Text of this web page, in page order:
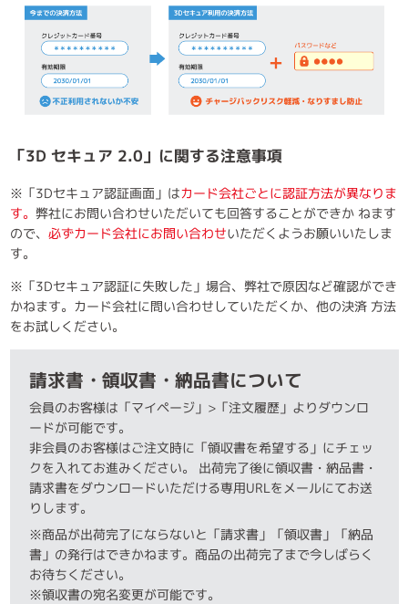
「3D セキュア 2.0」に関する注意事項
※「3Dセキュア認証画面」はカード会社ごとに認証方法が異なりま
す。 弊社にお問い合わせいただいても回答することができか ねます
ので、 必ずカード会社にお問い合わせいただくようお願いいたしま
す。
※「3Dセキュア認証に失敗した」場合、弊社で原因など確認ができ
かねます。カード会社に問い合わせしていただくか、他の決済 方法
をお試しください。
請求書・領収書・納品書について
会員のお客様は「マイページ」>「注文履歴」よりダウンロ
ードが可能です。
非会員のお客様はご注文時に「領収書を希望する」にチェッ
クを入れてお進みください。 出荷完了後に領収書・納品書・
請求書をダウンロードいただける専用URLをメールにてお送
りします。
※商品が出荷完了にならないと「請求書」「領収書」「納品
書」の発行はできかねます。商品の出荷完了まで今しばらく
お待ちください。
※領収書の宛名変更が可能です。